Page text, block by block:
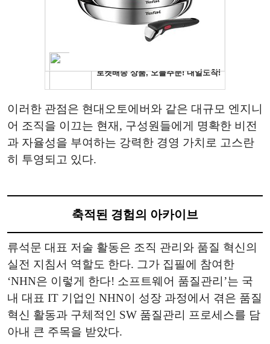
이러한 관점은 현대오토에버와 같은 대규모 엔지니
어 조직을 이끄는 현재, 구성원들에게 명확한 비전
과 자율성을 부여하는 강력한 경영 가치로 고스란
히 투영되고 있다.
축적된 경험의 아카이브
류석문 대표 저술 활동은 조직 관리와 품질 혁신의
실전 지침서 역할도 한다. 그가 집필에 참여한
‘NHN은 이렇게 한다! 소프트웨어 품질관리’는 국
내 대표 IT 기업인 NHN이 성장 과정에서 겪은 품질
혁신 활동과 구체적인 SW 품질관리 프로세스를 담
아내 큰 주목을 받았다.